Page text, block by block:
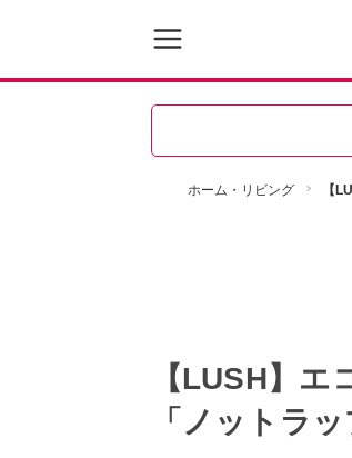
ホーム・リビング 【
【LUSH】
「ノットラッ